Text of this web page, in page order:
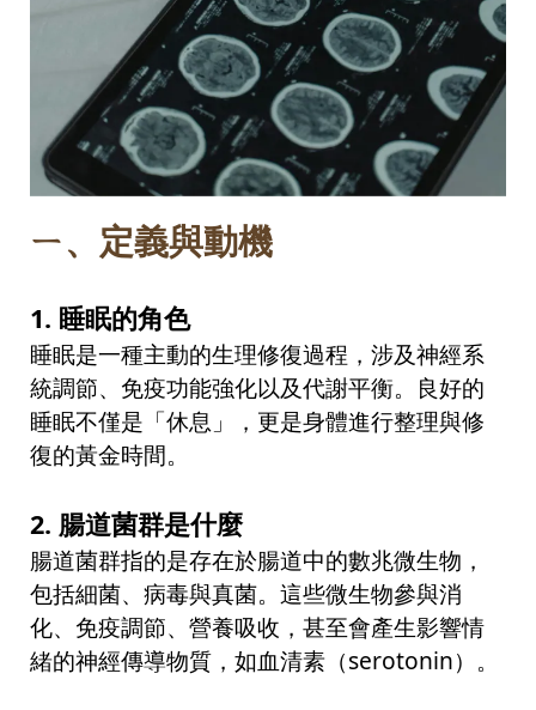
ㄧ、定義與動機
1. 睡眠的角色
睡眠是一種主動的生理修復過程，涉及神經系
統調節、免疫功能強化以及代謝平衡。良好的
睡眠不僅是「休息」，更是身體進行整理與修
復的黃金時間。
2. 腸道菌群是什麼
腸道菌群指的是存在於腸道中的數兆微生物，
包括細菌、病毒與真菌。這些微生物參與消
化、免疫調節、營養吸收，甚至會產生影響情
緒的神經傳導物質，如血清素（serotonin）。